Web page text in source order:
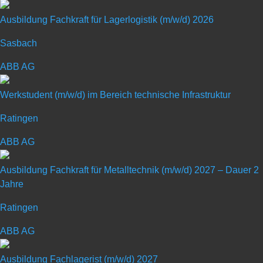
Ausbildung Fachkraft für Lagerlogistik (m/w/d) 2026
Sasbach
ABB AG
Werkstudent (m/w/d) im Bereich technische Infrastruktur
Ratingen
ABB AG
Ausbildung Fachkraft für Metalltechnik (m/w/d) 2027 – Dauer 2
Jahre
Ratingen
ABB AG
Ausbildung Fachlagerist (m/w/d) 2027
Allgemeines Schülerpraktikum
im Maschinen- und Anlagenbau
Allgemeines Schülerpraktikum im
Maschinen- und Anlagenbau